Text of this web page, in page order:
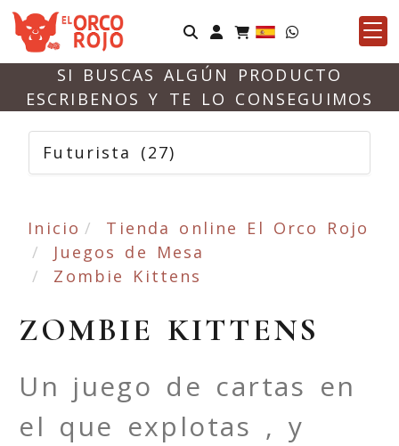
Identifícate
SI BUSCAS ALGÚN PRODUCTO
ESCRIBENOS Y TE LO CONSEGUIMOS
Futurista (27)
Inicio
Tienda online El Orco Rojo
Juegos de Mesa
Zombie Kittens
ZOMBIE KITTENS
Un juego de cartas en
el que explotas , y